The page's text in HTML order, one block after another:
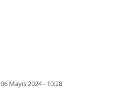
06 Mayıs 2024 - 10:28